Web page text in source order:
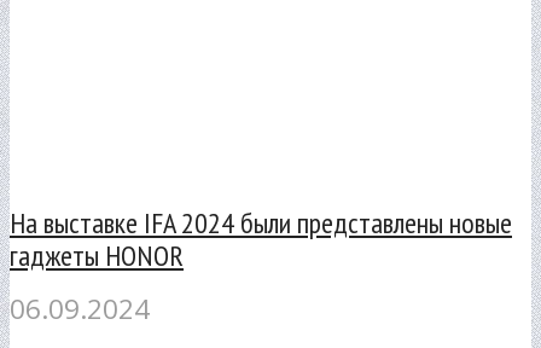
На выставке IFA 2024 были представлены новые
гаджеты HONOR
06.09.2024